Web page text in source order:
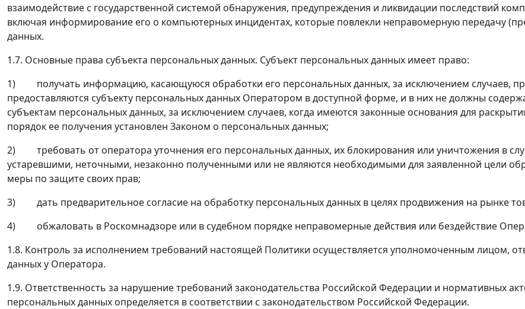
взаимодействие с государственной системой обнаружения, предупреждения и ликвидации последствий
включая информирование его о компьютерных инцидентах, которые повлекли неправомерную передачу
данных.
1.7. Основные права субъекта персональных данных. Субъект персональных данных имеет право:
1) получать информацию, касающуюся обработки его персональных данных, за исключением случаев,
предоставляются субъекту персональных данных Оператором в доступной форме, и в них не должны
субъектам персональных данных, за исключением случаев, когда имеются законные основания для
порядок ее получения установлен Законом о персональных данных;
2) требовать от оператора уточнения его персональных данных, их блокирования или уничтожения в
устаревшими, неточными, незаконно полученными или не являются необходимыми для заявленной цели
меры по защите своих прав;
3) дать предварительное согласие на обработку персональных данных в целях продвижения на рынке
4) обжаловать в Роскомнадзоре или в судебном порядке неправомерные действия или бездействие
1.8. Контроль за исполнением требований настоящей Политики осуществляется уполномоченным лицом,
данных у Оператора.
1.9. Ответственность за нарушение требований законодательства Российской Федерации и нормативных
персональных данных определяется в соответствии с законодательством Российской Федерации.